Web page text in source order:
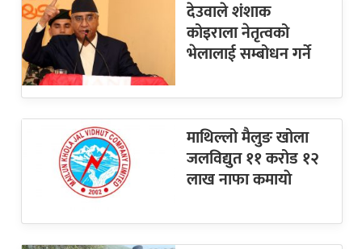
देउवाले शंशाक
कोइराला नेतृत्वको
भेलालाई सम्बोधन गर्ने
माथिल्लो मैलुङ खोला
जलविद्युत ११ करोड १२
लाख नाफा कमायाे